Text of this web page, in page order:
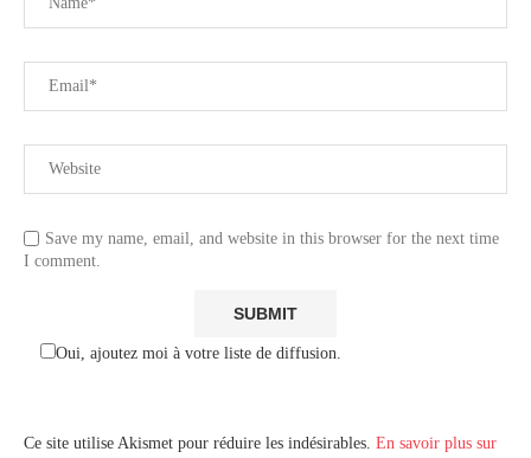
Save my name, email, and website in this browser for the next time
I comment.
Oui, ajoutez moi à votre liste de diffusion.
Ce site utilise Akismet pour réduire les indésirables. En savoir plus sur